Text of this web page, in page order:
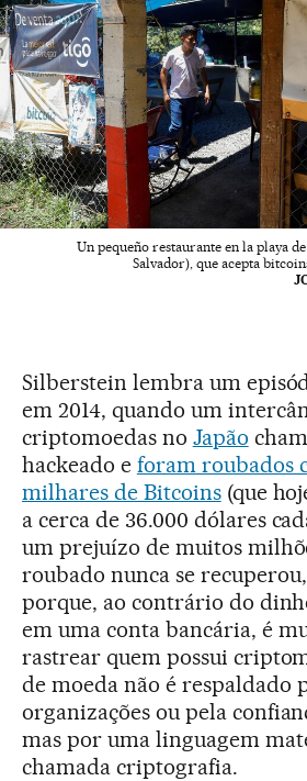
Un pequeño restaurante en la playa
Salvador), que acepta
Silberstein lembra um
em 2014, quando um
criptomoedas no Japão
hackeado e foram roubados
milhares de Bitcoins(que
a cerca de 36.000 dólares
um prejuízo de muitos
roubado nunca se
porque, ao contrário do
em uma conta bancária, é
rastrear quem possui
de moeda não é respaldado
organizações ou pela
mas por uma linguagem
chamada criptografia.